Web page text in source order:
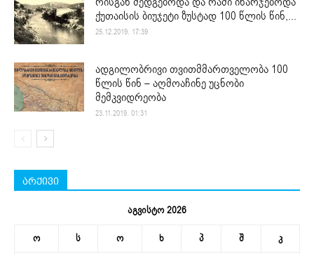
ქუთაისის ბიუჯეტი ზუსტად 100 წლის წინ,...
25.12.2019. 17:39
ადგილობრივი თვითმმართველობა 100
წლის წინ – აღმოაჩინე უცნობი
მემკვიდრეობა
23.11.2019. 01:31
არქივი
აგვისტო 2026
ო ს ო ხ პ შ კ